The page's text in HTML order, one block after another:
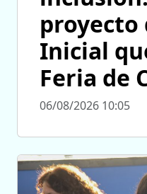
proyecto
Inicial
Feria de
06/08/2026 10:05